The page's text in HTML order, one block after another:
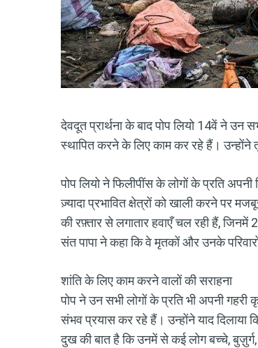
देवदूत प्रार्थना के बाद पोप लियो 14वें ने उन
स्थापित करने के लिए काम कर रहे हैं। उन्होंने
पोप लियो ने फिलीपींस के लोगों के प्रति
ज़्यादा प्रभावित क्षेत्रों को खाली करने पर
की रफ़्तार से लगातार हवाएँ चल रही हैं,
संत पापा ने कहा कि वे मृतकों और उनके
शांति के लिए काम करने वालों की सराहना
पोप ने उन सभी लोगों के प्रति भी अपनी गहरी
संभव प्रयास कर रहे हैं। उन्होंने याद दिलाया
दुख की बात है कि उनमें से कई लोग बच्चे, बुज़ुर्ग,